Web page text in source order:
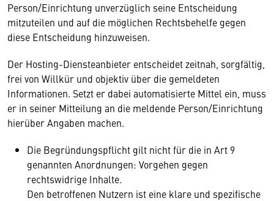
Person/Einrichtung unverzüglich seine Entscheidung
mitzuteilen und auf die möglichen Rechtsbehelfe gegen
diese Entscheidung hinzuweisen.
Der Hosting-Diensteanbieter entscheidet zeitnah, sorgfältig,
frei von Willkür und objektiv über die gemeldeten
Informationen. Setzt er dabei automatisierte Mittel ein, muss
er in seiner Mitteilung an die meldende Person/Einrichtung
hierüber Angaben machen.
Die Begründungspflicht gilt nicht für die in Art 9
genannten Anordnungen: Vorgehen gegen
rechtswidrige Inhalte.
Den betroffenen Nutzern ist eine klare und spezifische